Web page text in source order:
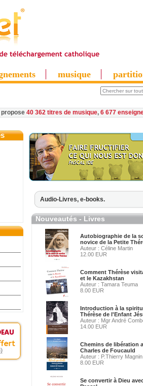
musique
40 362 titres de musique, 6 677
Audio-Livres, e-books.
Nouveautés - Livres
Autobiographie de la
novice de la Petite
Auteur : Céline Martin
12.00 EUR
Comment Thérèse
et le Kazakhstan
Auteur : Tamara Teuma
8.00 EUR
Introduction à la
Thérèse de l'Enfant
Auteur : Mgr André
14.00 EUR
Chemins de libération
Charles de Foucauld
Auteur : P.Thierry Magnin
8.00 EUR
Se convertir à Dieu